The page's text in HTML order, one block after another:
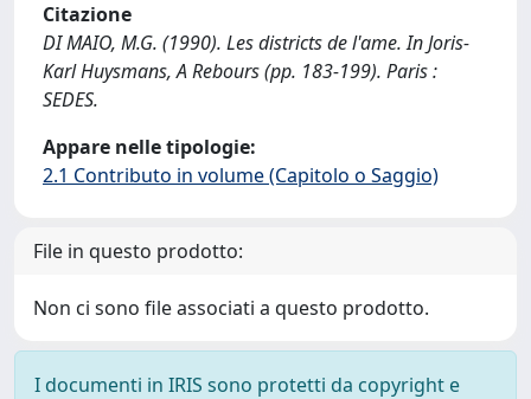
Citazione
DI MAIO, M.G. (1990). Les districts de l'ame. In Joris-
Karl Huysmans, A Rebours (pp. 183-199). Paris :
SEDES.
Appare nelle tipologie:
2.1 Contributo in volume (Capitolo o Saggio)
File in questo prodotto:
Non ci sono file associati a questo prodotto.
I documenti in IRIS sono protetti da copyright e